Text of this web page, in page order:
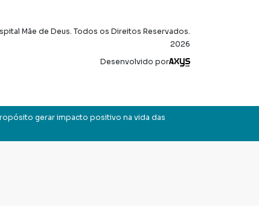
Mãe de Deus. Todos os Direitos Reservados.
2026
Desenvolvido por
Axysweb
gerar impacto positivo na vida das